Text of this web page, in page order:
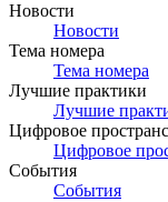
Новости
Новости
Тема номера
Тема номера
Лучшие практики
Лучшие
Цифровое
Цифровое
События
События